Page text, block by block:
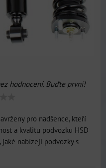
hodnocení. Buďte první!
pro nadšence, kteří
a kvalitu podvozku HSD
nabízejí podvozky s